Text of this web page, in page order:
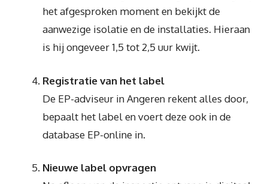
het afgesproken moment en bekijkt de
aanwezige isolatie en de installaties. Hieraan
is hij ongeveer 1,5 tot 2,5 uur kwijt.
Registratie van het label
De EP-adviseur in Angeren rekent alles door,
bepaalt het label en voert deze ook in de
database EP-online in.
Nieuwe label opvragen